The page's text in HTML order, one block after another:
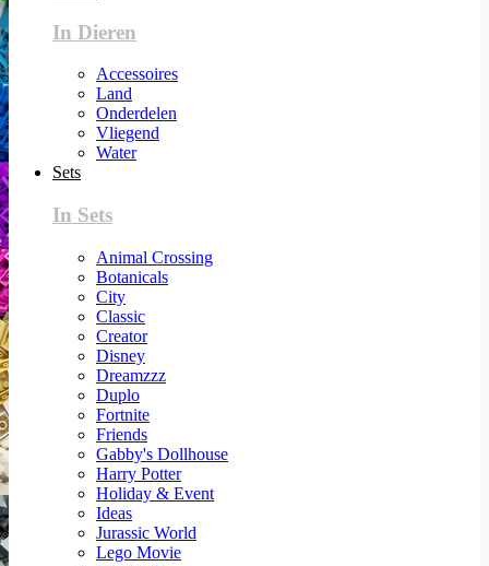
In Dieren
Accessoires
Land
Onderdelen
Vliegend
Water
Sets
In Sets
Animal Crossing
Botanicals
City
Classic
Creator
Disney
Dreamzzz
Duplo
Fortnite
Friends
Gabby's Dollhouse
Harry Potter
Holiday & Event
Ideas
Jurassic World
Lego Movie